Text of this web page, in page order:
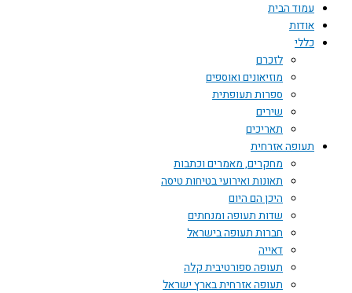
עמוד הבית
אודות
כללי
לזכרם
מוזיאונים ואוספים
ספרות תעופתית
שירים
תאריכים
תעופה אזרחית
מחקרים, מאמרים וכתבות
תאונות ואירועי בטיחות טיסה
היכן הם היום
שדות תעופה ומנחתים
חברות תעופה בישראל
דאייה
תעופה ספורטיבית קלה
תעופה אזרחית בארץ ישראל